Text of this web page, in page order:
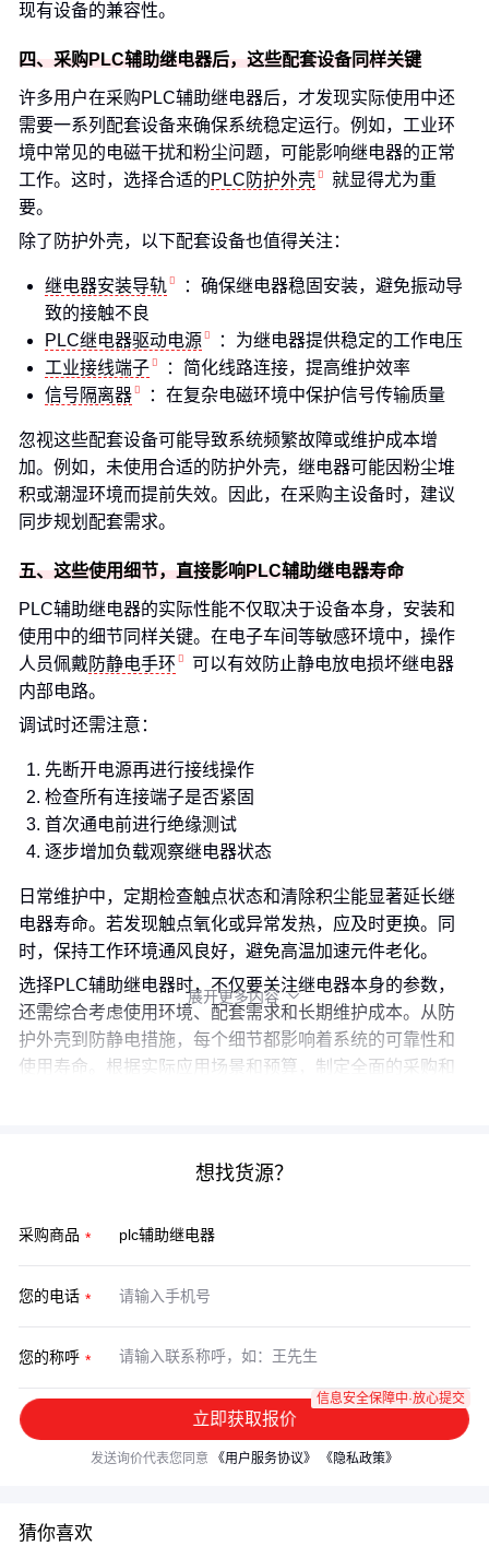
现有设备的兼容性。
四、采购PLC辅助继电器后，这些配套设备同样关键
许多用户在采购PLC辅助继电器后，才发现实际使用中还
需要一系列配套设备来确保系统稳定运行。例如，工业环
境中常见的电磁干扰和粉尘问题，可能影响继电器的正常
工作。这时，选择合适的PLC防护外壳
就显得尤为重
要。
除了防护外壳，以下配套设备也值得关注：
继电器安装导轨
：确保继电器稳固安装，避免振动导
致的接触不良
PLC继电器驱动电源
：为继电器提供稳定的工作电压
工业接线端子
：简化线路连接，提高维护效率
信号隔离器
：在复杂电磁环境中保护信号传输质量
忽视这些配套设备可能导致系统频繁故障或维护成本增
加。例如，未使用合适的防护外壳，继电器可能因粉尘堆
积或潮湿环境而提前失效。因此，在采购主设备时，建议
同步规划配套需求。
五、这些使用细节，直接影响PLC辅助继电器寿命
PLC辅助继电器的实际性能不仅取决于设备本身，安装和
使用中的细节同样关键。在电子车间等敏感环境中，操作
人员佩戴 防静电手环
可以有效防止静电放电损坏继电器
内部电路。
调试时还需注意：
先断开电源再进行接线操作
检查所有连接端子是否紧固
首次通电前进行绝缘测试
逐步增加负载观察继电器状态
日常维护中，定期检查触点状态和清除积尘能显著延长继
电器寿命。若发现触点氧化或异常发热，应及时更换。同
时，保持工作环境通风良好，避免高温加速元件老化。
选择PLC辅助继电器时，不仅要关注继电器本身的参数，
还需综合考虑使用环境、配套需求和长期维护成本。从防
护外壳到防静电措施，每个细节都影响着系统的可靠性和
使用寿命。根据实际应用场景和预算，制定全面的采购和
展开更多内容 
想找货源？
采购商品
您的电话
您的称呼
立即获取报价
信息安全保障中·放心提交
发送询价代表您同意 《用户服务协议》 《隐私政策》
猜你喜欢